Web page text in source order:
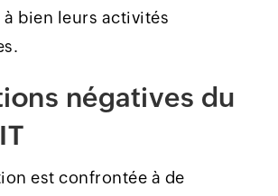
à bien leurs activités
négatives du
est confrontée à de